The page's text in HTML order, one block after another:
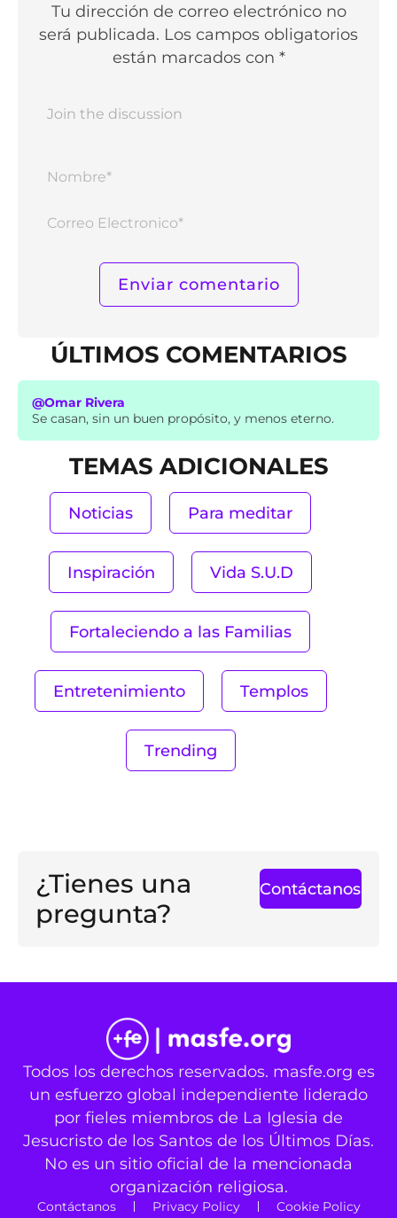
Tu dirección de correo electrónico no
será publicada. Los campos obligatorios
están marcados con *
ÚLTIMOS COMENTARIOS
@Omar Rivera
Se casan, sin un buen propósito, y menos eterno.
TEMAS ADICIONALES
Noticias Para meditar
Inspiración Vida S.U.D
Fortaleciendo a las Familias
Entretenimiento Templos
Trending
¿Tienes una
pregunta?
Contáctanos
Todos los derechos reservados. masfe.org es
un esfuerzo global independiente liderado
por fieles miembros de La Iglesia de
Jesucristo de los Santos de los Últimos Días.
No es un sitio oficial de la mencionada
organización religiosa.
Contáctanos Privacy Policy Cookie Policy